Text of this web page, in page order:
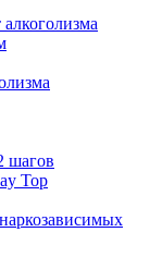
шагов
Top